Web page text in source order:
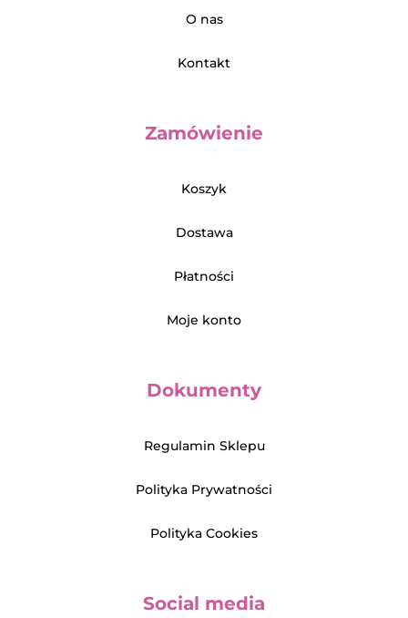
O nas
Kontakt
Zamówienie
Koszyk
Dostawa
Płatności
Moje konto
Dokumenty
Regulamin Sklepu
Polityka Prywatności
Polityka Cookies
Social media